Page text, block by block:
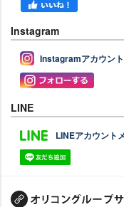
Instagram
Instagramアカウント
LINE
LINEアカウント